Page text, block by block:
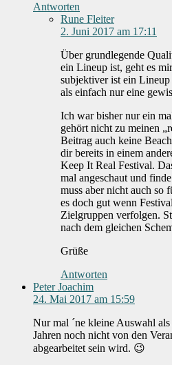
Antworten
Rune Fleiter
2. Juni 2017 am 17:11
Über grundlegende
ein Lineup ist, geht es
subjektiver ist ein
als einfach nur eine
Ich war bisher nur ein
gehört nicht zu meinen
Beitrag auch keine
dir bereits in einem
Keep It Real Festival.
mal angeschaut und
muss aber nicht auch so
es doch gut wenn
Zielgruppen verfolgen.
nach dem gleichen
Grüße
Antworten
Peter Joachim
24. Mai 2017 am 15:59
Nur mal ´ne kleine Auswahl
Jahren noch nicht von den
abgearbeitet sein wird. 😉